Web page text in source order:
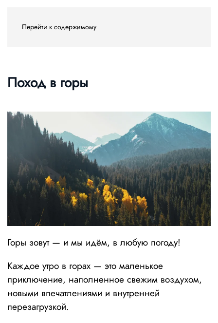
Перейти к содержимому
Поход в горы
Горы зовут — и мы идём, в любую погоду!
Каждое утро в горах — это маленькое
приключение, наполненное свежим воздухом,
новыми впечатлениями и внутренней
перезагрузкой.